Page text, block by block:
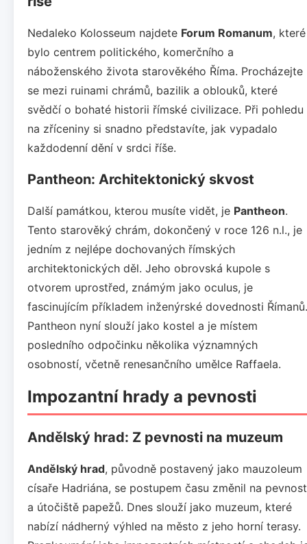
Nedaleko Kolosseum najdete Forum Romanum, které
bylo centrem politického, komerčního a
náboženského života starověkého Říma. Procházejte
se mezi ruinami chrámů, bazilik a oblouků, které
svědčí o bohaté historii římské civilizace. Při pohledu
na zříceniny si snadno představíte, jak vypadalo
každodenní dění v srdci říše.
Pantheon: Architektonický skvost
Další památkou, kterou musíte vidět, je Pantheon.
Tento starověký chrám, dokončený v roce 126 n.l., je
jedním z nejlépe dochovaných římských
architektonických děl. Jeho obrovská kupole s
otvorem uprostřed, známým jako oculus, je
fascinujícím příkladem inženýrské dovednosti Římanů.
Pantheon nyní slouží jako kostel a je místem
posledního odpočinku několika významných
osobností, včetně renesančního umělce Raffaela.
Impozantní hrady a pevnosti
Andělský hrad: Z pevnosti na muzeum
Andělský hrad, původně postavený jako mauzoleum
císaře Hadriána, se postupem času změnil na pevnost
a útočiště papežů. Dnes slouží jako muzeum, které
nabízí nádherný výhled na město z jeho horní terasy.